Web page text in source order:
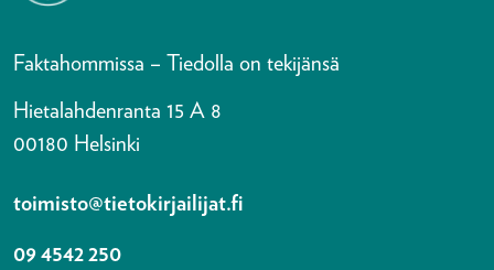
Faktahommissa – Tiedolla on tekijänsä
Hietalahdenranta 15 A 8
00180 Helsinki
toimisto@tietokirjailijat.fi
09 4542 250